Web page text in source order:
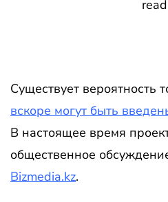
read
Существует вероятность
вскоре могут быть
В настоящее время
общественное
Bizmedia.kz.